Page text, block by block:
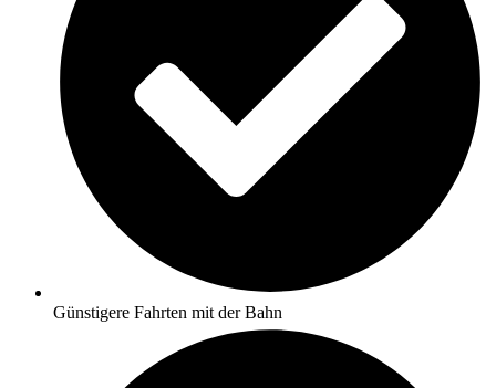
Günstigere Fahrten mit der Bahn